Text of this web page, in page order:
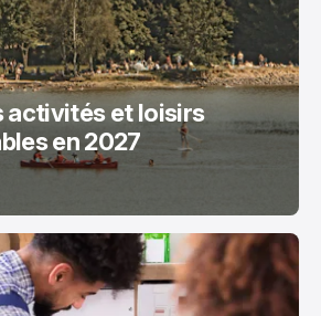
activités et loisirs
en 2027